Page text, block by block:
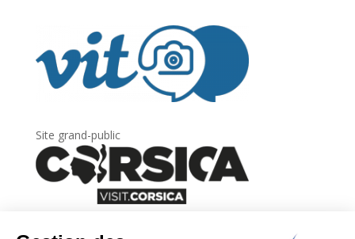
Site grand-public